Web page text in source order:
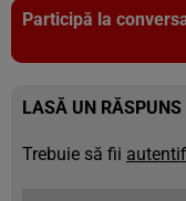
Participă la
LASĂ UN RĂSPUNS
Trebuie să fii